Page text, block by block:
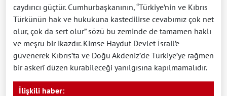
caydırıcı güçtür. Cumhurbaşkanının, “Türkiye’nin ve Kıbrıs
Türkünün hak ve hukukuna kastedilirse cevabımız çok net
olur, çok da sert olur” sözü bu zeminde de tamamen haklı
ve meşru bir ikazdır. Kimse Haydut Devlet İsrail’e
güvenerek Kıbrıs’ta ve Doğu Akdeniz’de Türkiye’ye rağmen
bir askerî düzen kurabileceği yanılgısına kapılmamalıdır.
İlişkili haber: